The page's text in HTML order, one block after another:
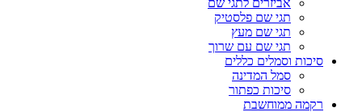
אביזרים לתגי שם
תגי שם פלסטיק
תגי שם מעץ
תגי שם עם שרוך
סיכות וסמלים כללים
סמל המדינה
סיכות כפתור
רקמה ממוחשבת